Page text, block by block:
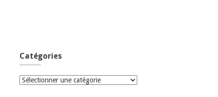
Catégories
Catégories